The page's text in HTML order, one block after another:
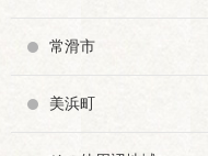
常滑市
美浜町